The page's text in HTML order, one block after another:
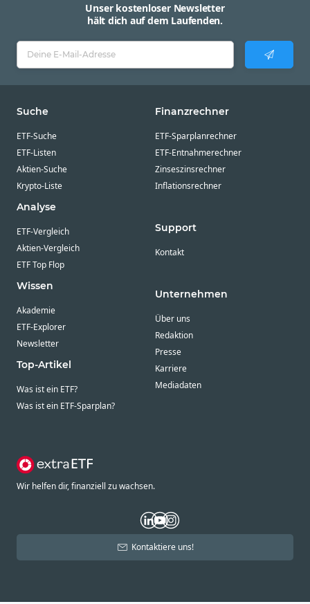
Unser kostenloser Newsletter
hält dich auf dem Laufenden.
Suche
ETF-Suche
ETF-Listen
Aktien-Suche
Krypto-Liste
Analyse
ETF-Vergleich
Aktien-Vergleich
ETF Top Flop
Wissen
Akademie
ETF-Explorer
Newsletter
Top-Artikel
Was ist ein ETF?
Was ist ein ETF-Sparplan?
Finanzrechner
ETF-Sparplanrechner
ETF-Entnahmerechner
Zinseszinsrechner
Inflationsrechner
Support
Kontakt
Unternehmen
Über uns
Redaktion
Presse
Karriere
Mediadaten
Wir helfen dir, finanziell zu wachsen.
Kontaktiere uns!